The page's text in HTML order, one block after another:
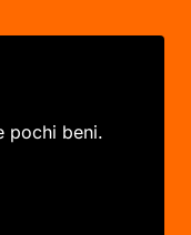
pochi beni.